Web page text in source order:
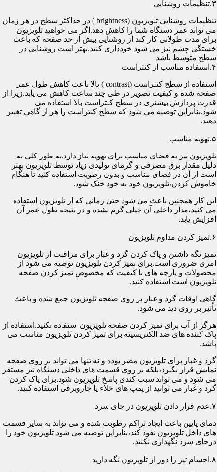
۳.تنظیمات روشنایی
تنظیمات روشنایی تلویزیون (brightness ) در حداکثر سطح در هر زمان
می تواند عمر دستگاه شما را کاهش دهد.اگر می خواهید تلویزیون
برای مدت طولانی کار کند از روشنایی بیش از حد صفحه که باعث
خستگی چشم نیز می شود خودداری کنید.بهتر است روشنایی در
سطح متوسط باشد.
۴.استفاده مناسب از کنتراست
استفاده از سطح کنتراست (contrast ) بالا باعث کاهش طول عمر
صفحه شده و کیفیت تصویر در طی چند ساعت کاهش می یابد.زیرا از
قدرت پردازش بیشتری در سطح کنتراست بالا استفاده می
شود.بنابراین توصیه می شود که سطح کنتراست را هر از گاهی تغییر
دهید.
۵.تهویه مناسب
تلویزیون نیز به فضای مناسب برای تهویه نیاز دارد.به طور کلی به
دلیل مقدار برق مصرفی و گرمای تولیدی زیاد توسط تلویزیون بهتر
است از آن در فضای مناسب و بدون رطوبت استفاده کنید تا هنگام
خاموش کردن،تلویزیون خود به خود خنک شود.
این کار همچنین باعث می شود حتی زمانی که از تلویزیون استفاده
می کنید،مدار داخلی آن خیلی گرم نشده و در نتیجه طول عمر آن
افزایش یابد.
۶.تمیز کردن مداوم تلویزیون
تمیز نگه داشتن و پاک کردن گرد و غبار برای مراقبت از تلویزیون
امری ضروری است.برای تمیز کردن تلویزیون توصیه می شود از
محصولات و پارچه های با کیفیت که مخصوص تمیز کردن صفحه
تلویزیون است استفاده کنید.
گاهی اوقات گرد و غبار بر روی صفحه تلویزیون جمع شده و باعث
تأثیر بر روی دید می شود.
هرگز از آب برای تمیز کردن صفحه تلویزیون استفاده نکنید.استفاده از
پاک کننده های ضد الکتریسیته برای تمیز کردن تلویزیون مناسب می
باشد.
گرد و غبار برای تلویزیون مضر بوده و نه تنها می تواند بر روی صفحه
نمایش قرار بگیرد،بلکه بر روی قسمت های داخلی دستگاه نیز مستقر
می شود و می تواند سبب کندی پاسخ تلویزیون شود.برای پاک کردن
گرد و غبار می توانید از پمپ های خلاء یا جاروبرقی استفاده کنید.
۷.عدم قرار دادن تلویزیون در جای سرد
دمای پایین باعث ایجاد تراکم رطوبت شده و می تواند به سایر قسمت
های داخل تلویزیون نفوذ کند،بنابراین توصیه می شود تلویزیون خود را
درجای سرد نگهداری نکنید.
۸.اجسام تیز را دور از تلویزیون نگه دارید